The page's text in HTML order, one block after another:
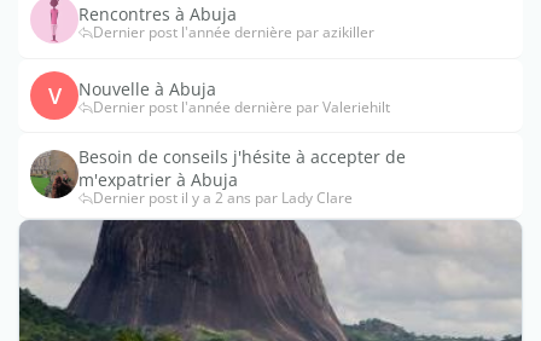
Rencontres à Abuja
Dernier post l'année dernière par azikiller
V Nouvelle à Abuja
Dernier post l'année dernière par Valeriehilt
Besoin de conseils j'hésite à accepter de
m'expatrier à Abuja
Dernier post il y a 2 ans par Lady Clare